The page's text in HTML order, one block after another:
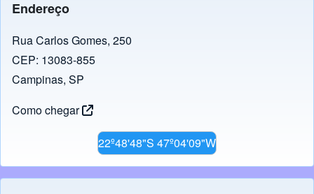
Endereço
Rua Carlos Gomes, 250
CEP: 13083-855
Campinas, SP
Como chegar
22º48'48"S 47º04'09"W